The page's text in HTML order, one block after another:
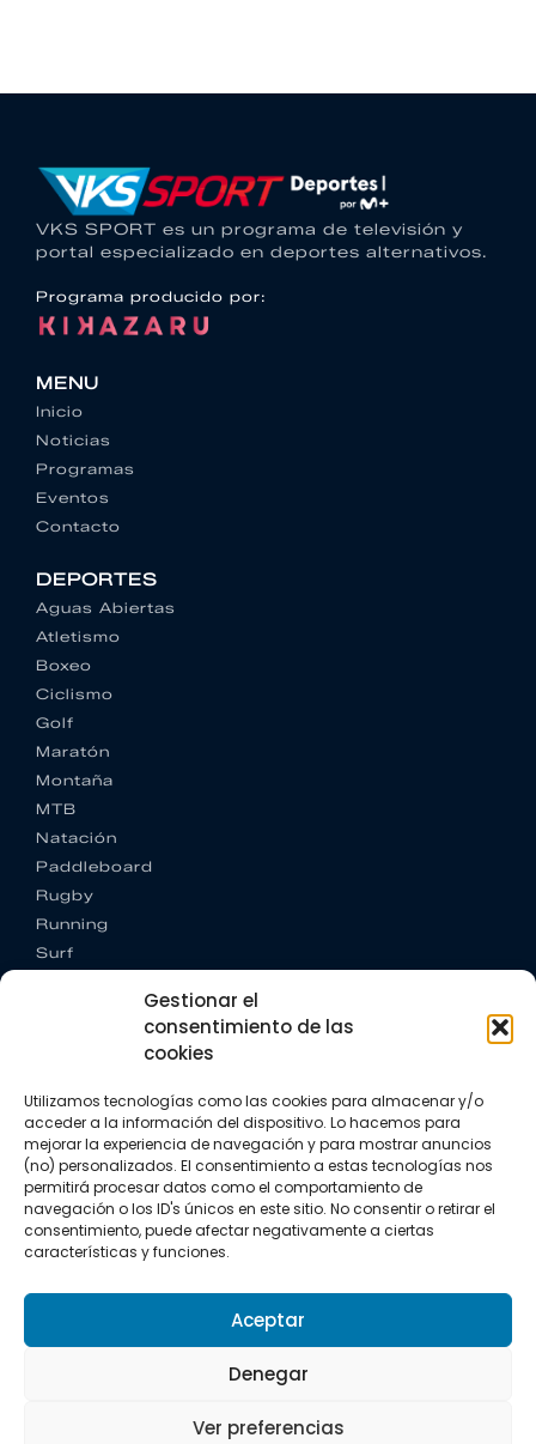
Gestionar el
consentimiento de las
cookies
Utilizamos tecnologías como las cookies para almacenar y/o
acceder a la información del dispositivo. Lo hacemos para
mejorar la experiencia de navegación y para mostrar anuncios
(no) personalizados. El consentimiento a estas tecnologías nos
permitirá procesar datos como el comportamiento de
navegación o los ID's únicos en este sitio. No consentir o retirar el
consentimiento, puede afectar negativamente a ciertas
características y funciones.
Aceptar
Denegar
Ver preferencias
VKS SPORT es un programa de televisión y
portal especializado en deportes alternativos.
Programa producido por:
MENU
Inicio
Noticias
Programas
Eventos
Contacto
DEPORTES
Aguas Abiertas
Atletismo
Boxeo
Ciclismo
Golf
Maratón
Montaña
MTB
Natación
Paddleboard
Rugby
Running
Surf
CONTACTO
+34 662 342 177
info@vkssport.com
SÍGUENOS
Política de privacidad
Política de cookies
Todos los derechos resevados.